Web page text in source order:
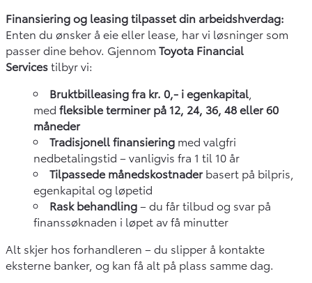
Finansiering og leasing tilpasset din arbeidshverdag:
Enten du ønsker å eie eller lease, har vi løsninger som
passer dine behov. Gjennom Toyota Financial
Servicestilbyr vi:
Bruktbilleasing fra kr. 0,- i egenkapital
med fleksible terminer på 12, 24, 36, 48 eller 60
måneder
Tradisjonell finansiering med valgfri
nedbetalingstid – vanligvis fra 1 til 10 år
Tilpassede månedskostnaderbasert på bilpris,
egenkapital og løpetid
Rask behandling– du får tilbud og svar på
finanssøknaden i løpet av få minutter
Alt skjer hos forhandleren – du slipper å kontakte
eksterne banker, og kan få alt på plass samme dag.